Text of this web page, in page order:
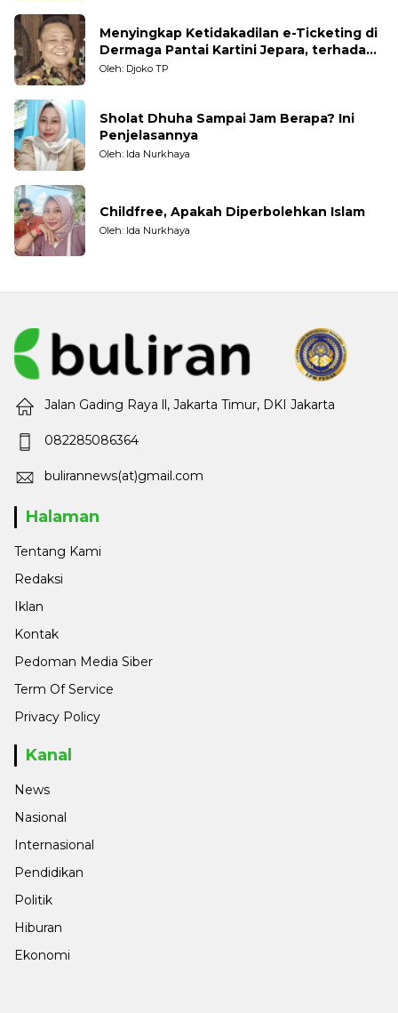
Menyingkap Ketidakadilan e-Ticketing di
Dermaga Pantai Kartini Jepara, terhadap
Nelayan Tradisional
Oleh: Djoko TP
Sholat Dhuha Sampai Jam Berapa? Ini
Penjelasannya
Oleh: Ida Nurkhaya
Childfree, Apakah Diperbolehkan Islam
Oleh: Ida Nurkhaya
Jalan Gading Raya ll, Jakarta Timur, DKI Jakarta
082285086364
bulirannews(at)gmail.com
Halaman
Tentang Kami
Redaksi
Iklan
Kontak
Pedoman Media Siber
Term Of Service
Privacy Policy
Kanal
News
Nasional
Internasional
Pendidikan
Politik
Hiburan
Ekonomi